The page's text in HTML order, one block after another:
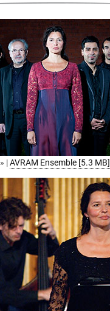
» |AVRAM Ensemble [5.3 MB]